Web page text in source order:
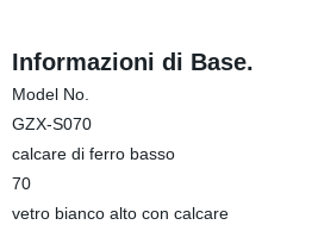
Informazioni di Base.
Model No.
GZX-S070
calcare di ferro basso
70
vetro bianco alto con calcare